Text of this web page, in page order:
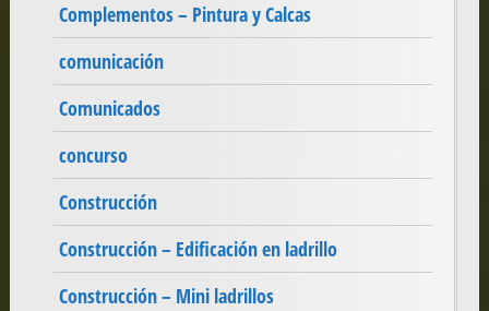
Complementos – Pintura y Calcas
comunicación
Comunicados
concurso
Construcción
Construcción – Edificación en ladrillo
Construcción – Mini ladrillos